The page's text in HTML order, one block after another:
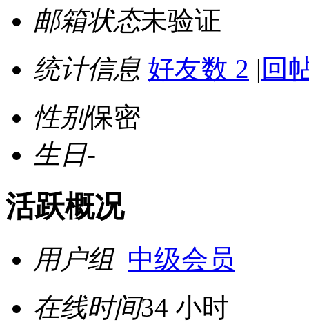
邮箱状态未验证
统计信息 好友数 2 | 回
性别保密
生日-
活跃概况
用户组 中级会员
在线时间34 小时